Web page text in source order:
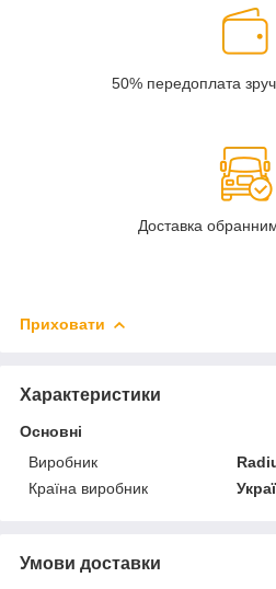
50% передоплата
Доставка
Приховати
Характеристики
Основні
Виробник
Країна виробник
Умови доставки